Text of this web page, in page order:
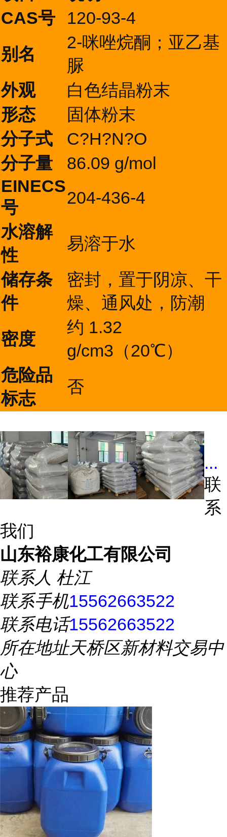
CAS号
120-93-4
别名
2-咪唑烷酮；亚乙基
脲
外观
白色结晶粉末
形态
固体粉末
分子式
C?H?N?O
分子量
86.09 g/mol
EINECS
号
204-436-4
水溶解
性
易溶于水
储存条
件
密封，置于阴凉、干
燥、通风处，防潮
密度
约 1.32
g/cm3（20℃）
危险品
标志
否
...
联
系
我们
山东裕康化工有限公司
联系人 杜江
联系手机15562663522
联系电话15562663522
所在地址天桥区新材料交易中
心
推荐产品